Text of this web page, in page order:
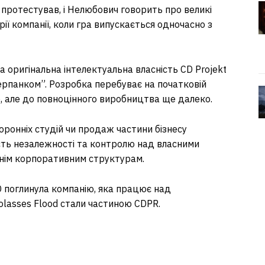
і Нелюбович говорить про великі
компанії, коли гра випускається одночасно з
інтелектуальна власність CD Projekt
Розробка перебуває на початковій
але до повноцінного виробництва ще далеко.
студій чи продаж частини бізнесу
незалежності та контролю над власними
корпоративним структурам.
поглинула компанію, яка працює над
Flood стали частиною CDPR.